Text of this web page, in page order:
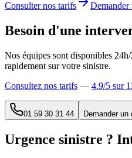
Consulter nos tarifs Demander
Besoin d'une
Nos équipes sont disponibles
rapidement sur votre sinistre.
Consultez nos tarifs — 4.9/5 sur
01 59 30 31 44 Demander un
Urgence sinistre ?